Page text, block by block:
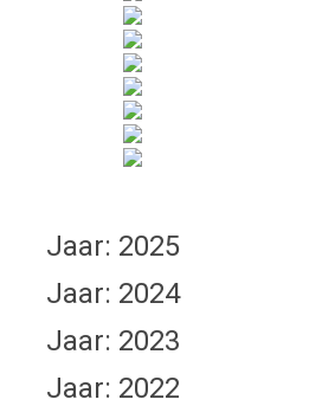
Jaar: 2025
Jaar: 2024
Jaar: 2023
Jaar: 2022